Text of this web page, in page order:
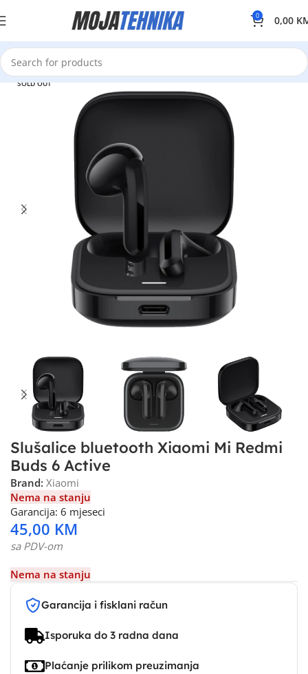
0 0,00
SOLD OUT
Slušalice bluetooth Xiaomi Mi Redmi
Buds 6 Active
Brand: Xiaomi
Nema na stanju
Garancija: 6 mjeseci
45,00 KM
sa PDV-om
Nema na stanju
Garancija i fisklani račun
Isporuka do 3 radna dana
Plaćanje prilikom preuzimanja